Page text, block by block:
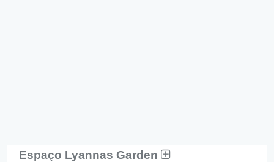
Espaço Lyannas Garden